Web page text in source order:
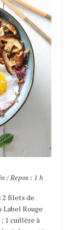
/ Repos : 1 h
2 filets de
Label Rouge
1 cuillère à